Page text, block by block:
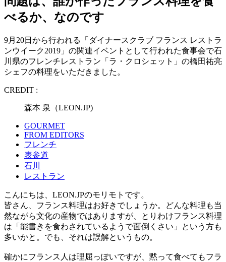
べるか、なのです
9月20日から行われる「ダイナースクラブ フランス レストラ
ンウイーク2019」の関連イベントとして行われた食事会で石
川県のフレンチレストラン「ラ・クロシェット」の橋田祐亮
シェフの料理をいただきました。
CREDIT :
森本 泉（LEON.JP)
GOURMET
FROM EDITORS
フレンチ
表参道
石川
レストラン
こんにちは、LEON.JPのモリモトです。
皆さん、フランス料理はお好きでしょうか。どんな料理も当
然ながら文化の産物ではありますが、とりわけフランス料理
は「能書きを食わされているようで面倒くさい」という方も
多いかと。でも、それは誤解というもの。
確かにフランス人は理屈っぽいですが、黙って食べてもフラ